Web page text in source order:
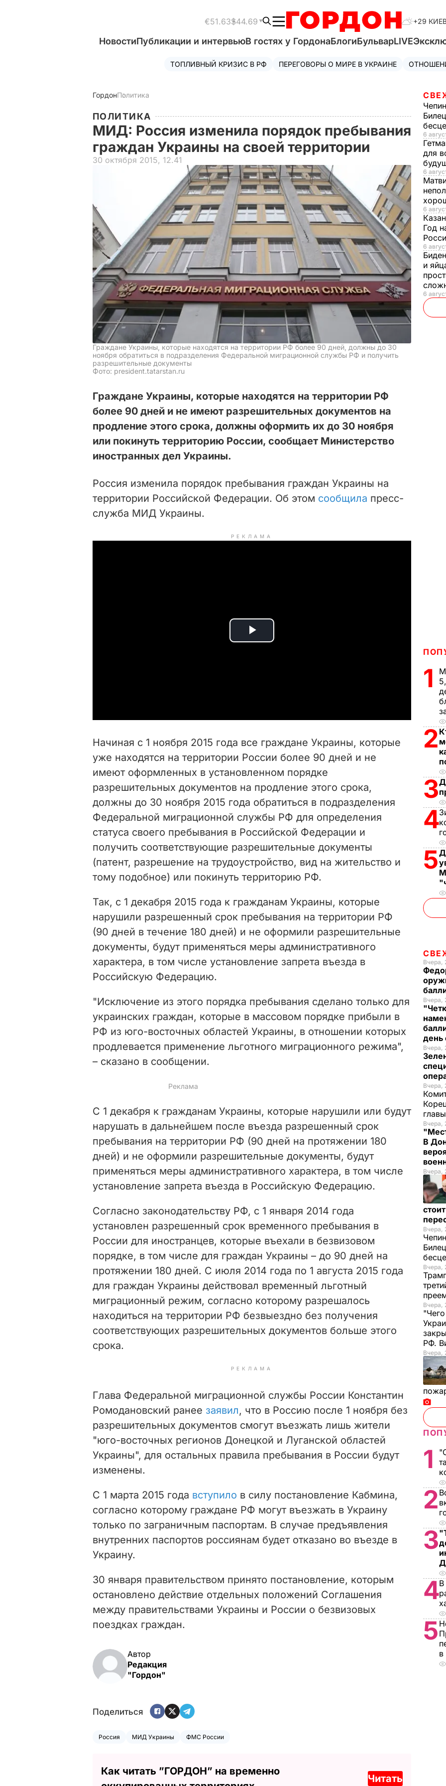
€51.63$44.69 +29
НовостиПубликации и интервьюВ гостях у ГордонаБлогиБульварLIVE
ТОПЛИВНЫЙ КРИЗИС В РФ ПЕРЕГОВОРЫ О МИРЕ В УКРАИНЕ
ГордонПолитика
ПОЛИТИКА
МИД: Россия изменила порядок пребывания
граждан Украины на своей территории
30 октября 2015, 12.41
Граждане Украины, которые находятся на территории РФ более 90 дней, должны до 30
ноября обратиться в подразделения Федеральной миграционной службы РФ и получить
разрешительные документы
Фото: president.tatarstan.ru
Граждане Украины, которые находятся на территории РФ
более 90 дней и не имеют разрешительных документов на
продление этого срока, должны оформить их до 30 ноября
или покинуть территорию России, сообщает Министерство
иностранных дел Украины.
Россия изменила порядок пребывания граждан Украины на
территории Российской Федерации. Об этом сообщила пресс-
служба МИД Украины.
РЕКЛАМА
P
i
d
e
o
Начиная с 1 ноября 2015 года все граждане Украины, которые
уже находятся на территории России более 90 дней и не
имеют оформленных в установленном порядке
разрешительных документов на продление этого срока,
должны до 30 ноября 2015 года обратиться в подразделения
Федеральной миграционной службы РФ для определения
статуса своего пребывания в Российской Федерации и
получить соответствующие разрешительные документы
(патент, разрешение на трудоустройство, вид на жительство и
тому подобное) или покинуть территорию РФ.
Так, с 1 декабря 2015 года к гражданам Украины, которые
нарушили разрешенный срок пребывания на территории РФ
(90 дней в течение 180 дней) и не оформили разрешительные
документы, будут применяться меры административного
характера, в том числе установление запрета въезда в
Российскую Федерацию.
"Исключение из этого порядка пребывания сделано только для
украинских граждан, которые в массовом порядке прибыли в
РФ из юго-восточных областей Украины, в отношении которых
продлевается применение льготного миграционного режима",
– сказано в сообщении.
С 1 декабря к гражданам Украины, которые нарушили или будут
нарушать в дальнейшем после въезда разрешенный срок
пребывания на территории РФ (90 дней на протяжении 180
дней) и не оформили разрешительные документы, будут
применяться меры административного характера, в том числе
установление запрета въезда в Российскую Федерацию.
Согласно законодательству РФ, с 1 января 2014 года
установлен разрешенный срок временного пребывания в
России для иностранцев, которые въехали в безвизовом
порядке, в том числе для граждан Украины – до 90 дней на
протяжении 180 дней. С июля 2014 года по 1 августа 2015 года
для граждан Украины действовал временный льготный
миграционный режим, согласно которому разрешалось
находиться на территории РФ безвыездно без получения
соответствующих разрешительных документов больше этого
срока.
РЕКЛАМА
Глава Федеральной миграционной службы России Константин
Ромодановский ранее заявил, что в Россию после 1 ноября без
разрешительных документов смогут въезжать лишь жители
"юго-восточных регионов Донецкой и Луганской областей
Украины", для остальных правила пребывания в России будут
изменены.
С 1 марта 2015 года вступило в силу постановление Кабмина,
согласно которому граждане РФ могут въезжать в Украину
только по заграничным паспортам. В случае предъявления
внутренних паспортов россиянам будет отказано во въезде в
Украину.
30 января правительством принято постановление, которым
остановлено действие отдельных положений Соглашения
между правительствами Украины и России о безвизовых
поездках граждан.
Автор
Редакция
"Гордон"
Поделиться
Россия МИД Украины ФМС России
Как читать ”ГОРДОН” на временно
Читать
6
для
6
6
Год
6
и
6
1
2
3
4
5
Вчера,
Вчера,
день
Вчера,
Вчера,
Вчера,
В
Вчера,
Вчера,
Вчера,
Вчера,
РФ.
Вчера,
1
2
3
4В
5
в